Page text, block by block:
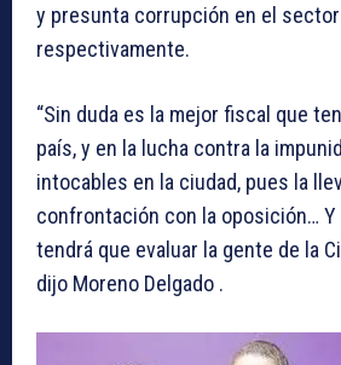
y presunta corrupción en el
respectivamente.
“Sin duda es la mejor fiscal que
país, y en la lucha contra la
intocables en la ciudad, pues la
confrontación con la oposición… Y
tendrá que evaluar la gente de la
dijo Moreno Delgado .